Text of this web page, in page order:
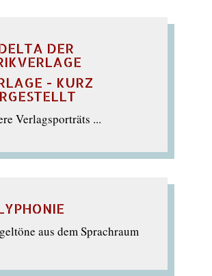
DER
- KURZ
Verlagsporträts ...
aus dem Sprachraum